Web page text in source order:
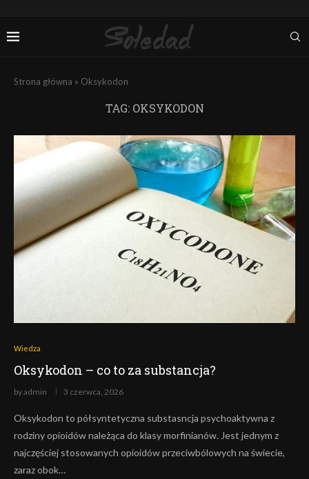
Strona główna » Oksykodon
TAG: OKSYKODON
Wiedza
Oksykodon – co to za substancja?
byadmin 3 czerwca, 2026
Oksykodon to półsyntetyczna substasncja psychoaktywna z
rodziny opioidów należąca do klasy morfinianów. Jest jednym z
najczęściej stosowanych opioidów przeciwbólowych na świecie,
zaraz obok…